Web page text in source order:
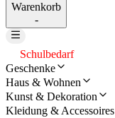
Warenkorb
-
Schulbedarf
Geschenke
Haus & Wohnen
Kunst & Dekoration
Kleidung & Accessoires